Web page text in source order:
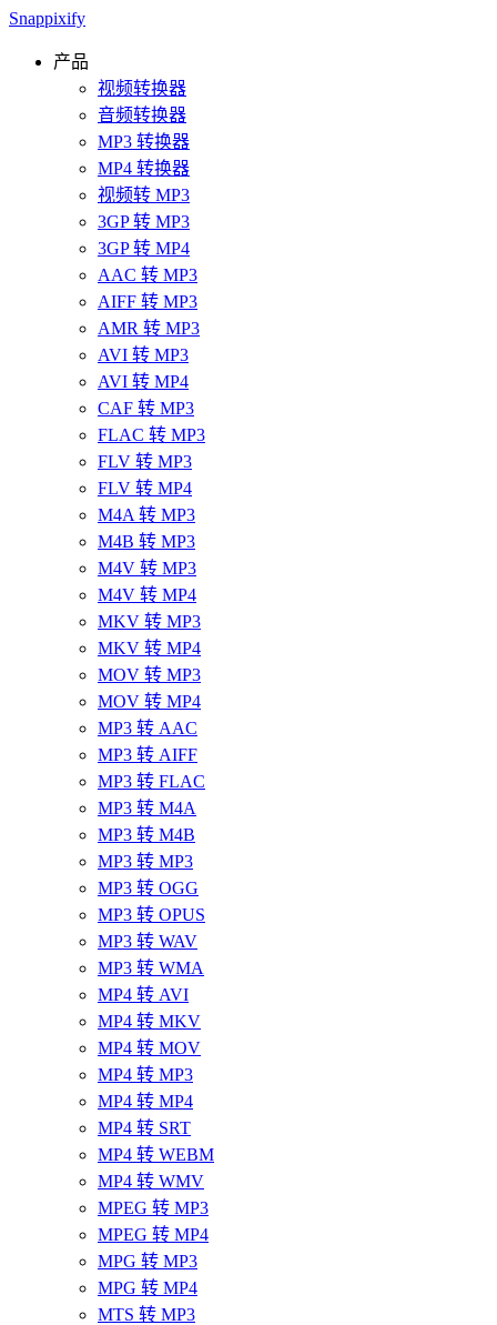
Snappixify
产品
视频转换器
音频转换器
MP3 转换器
MP4 转换器
视频转 MP3
3GP 转 MP3
3GP 转 MP4
AAC 转 MP3
AIFF 转 MP3
AMR 转 MP3
AVI 转 MP3
AVI 转 MP4
CAF 转 MP3
FLAC 转 MP3
FLV 转 MP3
FLV 转 MP4
M4A 转 MP3
M4B 转 MP3
M4V 转 MP3
M4V 转 MP4
MKV 转 MP3
MKV 转 MP4
MOV 转 MP3
MOV 转 MP4
MP3 转 AAC
MP3 转 AIFF
MP3 转 FLAC
MP3 转 M4A
MP3 转 M4B
MP3 转 MP3
MP3 转 OGG
MP3 转 OPUS
MP3 转 WAV
MP3 转 WMA
MP4 转 AVI
MP4 转 MKV
MP4 转 MOV
MP4 转 MP3
MP4 转 MP4
MP4 转 SRT
MP4 转 WEBM
MP4 转 WMV
MPEG 转 MP3
MPEG 转 MP4
MPG 转 MP3
MPG 转 MP4
MTS 转 MP3